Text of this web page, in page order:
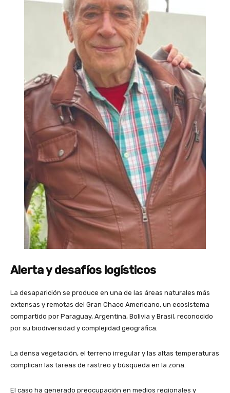
Alerta y desafíos logísticos
La desaparición se produce en una de las áreas naturales más
extensas y remotas del Gran Chaco Americano, un ecosistema
compartido por Paraguay, Argentina, Bolivia y Brasil, reconocido
por su biodiversidad y complejidad geográfica.
La densa vegetación, el terreno irregular y las altas temperaturas
complican las tareas de rastreo y búsqueda en la zona.
El caso ha generado preocupación en medios regionales y